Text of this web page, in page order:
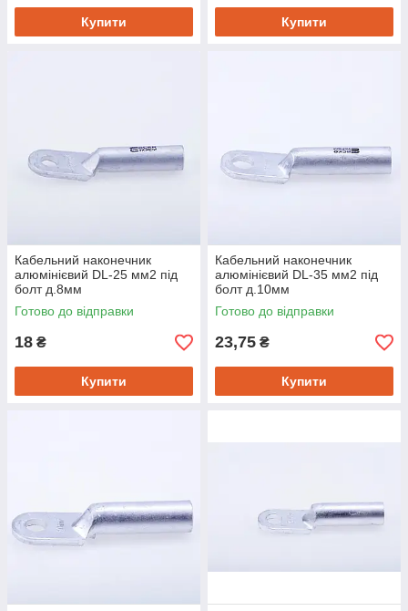
Купити Купити
Кабельний наконечник
алюмінієвий DL-25 мм2 під
болт д.8мм
Готово до відправки
18 ₴
Купити
Кабельний наконечник
алюмінієвий DL-35 мм2 під
болт д.10мм
Готово до відправки
23,75 ₴
Купити